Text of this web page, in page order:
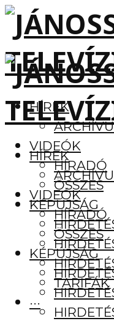
HÍREK
VIDEÓK
HÍRADÓ
ÖSSZES
KÉPÚJSÁG
TARIFÁK
···
HÍREK
VIDEÓK
HÍRADÓ
ÖSSZES
KÉPÚJSÁG